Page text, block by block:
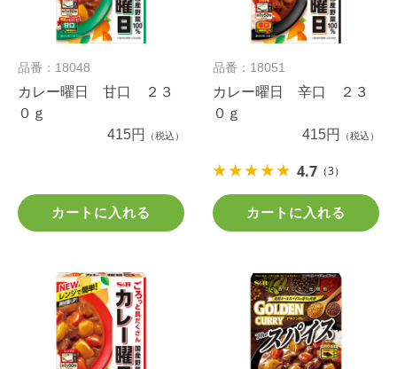
品番：18048
カレー曜日 甘口 ２３
０ｇ
415円
（税込）
カートに入れる
品番：18051
カレー曜日 辛口 ２３
０ｇ
415円
（税込）
4.7 （3）
カートに入れる